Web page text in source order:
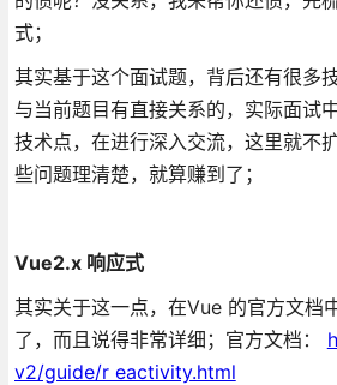
式；
其实基于这个面试题，背后还有很多
与当前题目有直接关系的，实际面试
技术点，在进行深入交流，这里就不
些问题理清楚，就算赚到了；
Vue2.x 响应式
其实关于这一点，在Vue 的官方文档
了，而且说得非常详细；官方文档：
v2/guide/r eactivity.html